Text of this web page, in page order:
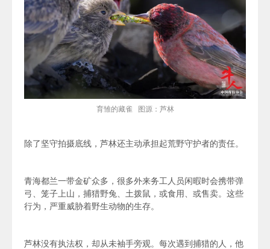
育雏的藏雀 图源：芦林
除了坚守拍摄底线，芦林还主动承担起荒野守护者的责任。
青海都兰一带金矿众多，很多外来务工人员闲暇时会携带弹
弓、笼子上山，捕猎野兔、土拨鼠，或食用、或售卖。这些
行为，严重威胁着野生动物的生存。
芦林没有执法权，却从未袖手旁观。每次遇到捕猎的人，他